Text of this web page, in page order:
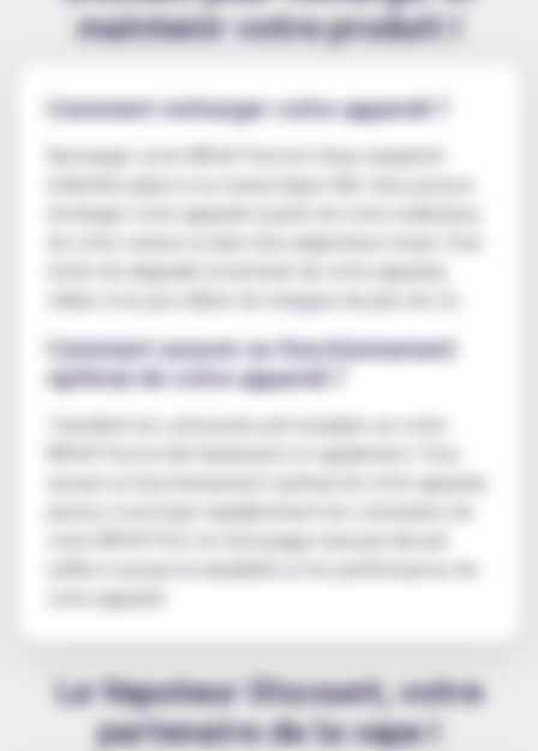
maintenir votre produit !
Comment recharger votre appareil ?
Recharger votre WPuff Pod est d'une simplicité
enfantine grâce à sa connectique USB. Vous pouvez
recharger votre appareil à partir de votre ordinateur,
de votre voiture ou bien d'un adaptateur mural. Pour
éviter de dégrader la batterie de votre appareil,
veillez à ne pas utiliser de chargeur de plus de 1A.
Comment assurer un fonctionnement
optimal de votre appareil ?
Transférer les cartouches pré-remplies sur votre
assurer un fonctionnement optimal de votre appareil,
pensez à nettoyer régulièrement les connexions de
votre WPuff Pod. Un nettoyage mensuel devrait
votre appareil.
Le Vapoteur Discount, votre
partenaire de la vape !